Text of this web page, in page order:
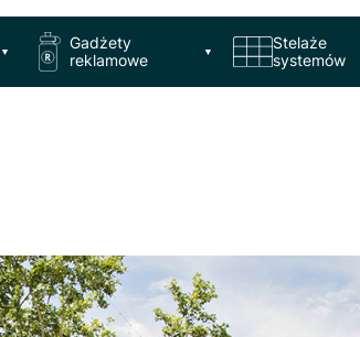
▼
Gadżety
reklamowe
▼
Stelaże
systemów